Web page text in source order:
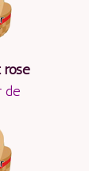
rose
de